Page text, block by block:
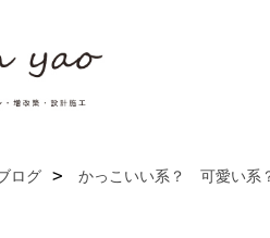
ログ かっこいい系？ 可愛い系